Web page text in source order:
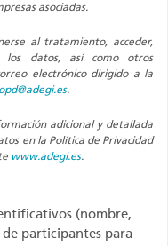
asociadas.
al tratamiento, acceder,
los datos, así como otros
electrónico dirigido a la
.
adicional y detallada
en la Política de Privacidad
www.adegi.es.
(nombre,
participantes para